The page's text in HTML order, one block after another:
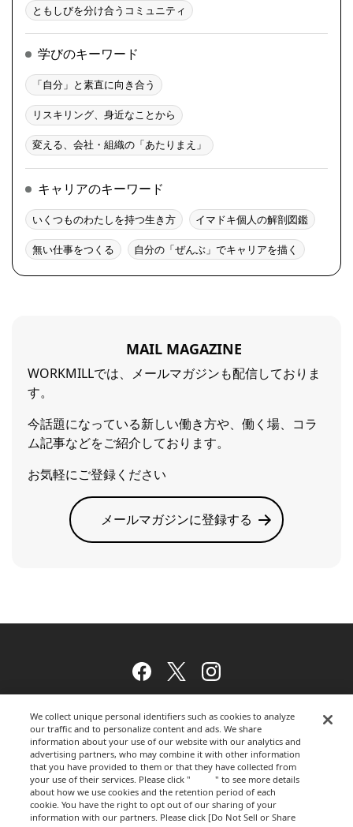
ともしびを分け合うコミュニティ
学びのキーワード
「自分」と素直に向き合う
リスキリング、身近なことから
変える、会社・組織の「あたりまえ」
キャリアのキーワード
いくつものわたしを持つ生き方 イマドキ個人の解剖図鑑
無い仕事をつくる 自分の「ぜんぶ」でキャリアを描く
MAIL MAGAZINE
WORKMILLでは、メールマガジンも配信しておりま
す。
今話題になっている新しい働き方や、働く場、コラ
ム記事などをご紹介しております。
お気軽にご登録ください
メールマガジンに登録する
Facebook
TwitterInstagram
ウェブサイトのご利用について
プライバシーポリシー
We collect unique personal identifiers such as cookies to analyze
our traffic and to personalize content and ads. We share
information about your use of our website with our analytics and
advertising partners, who may combine it with other information
that you have provided to them or that they have collected from
your use of their services. Please click "
here" to see more details
about how we use cookies and the retention period of each
cookie. You have the right to opt out of our sharing of your
information with our partners. Please click [Do Not Sell or Share